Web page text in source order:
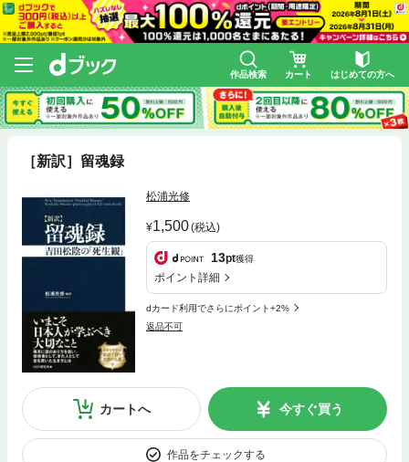
作品検索 カート はじめての方へ
［新訳］留魂録
松浦光修
1,500(税込)
13pt獲得
ポイント詳細
dカード利用でさらにポイント+2%
返品不可
カートへ 今すぐ買う
作品をチェックする